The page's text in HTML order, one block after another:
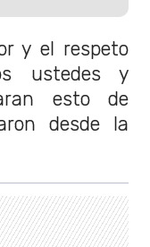
y el respeto
ustedes y
esto de
desde la